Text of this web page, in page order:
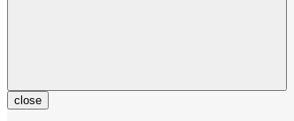
close